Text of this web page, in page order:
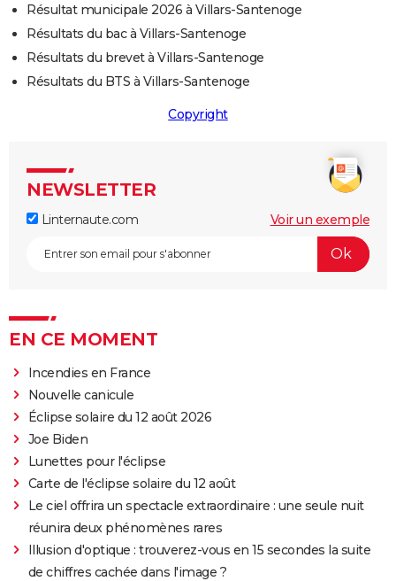
Résultat municipale 2026 à Villars-Santenoge
Résultats du bac à Villars-Santenoge
Résultats du brevet à Villars-Santenoge
Résultats du BTS à Villars-Santenoge
Copyright
NEWSLETTER
Linternaute.com Voir un exemple
EN CE MOMENT
Incendies en France
Nouvelle canicule
Éclipse solaire du 12 août 2026
Joe Biden
Lunettes pour l'éclipse
Carte de l'éclipse solaire du 12 août
Le ciel offrira un spectacle extraordinaire : une seule nuit
réunira deux phénomènes rares
Illusion d'optique : trouverez-vous en 15 secondes la suite
de chiffres cachée dans l'image ?